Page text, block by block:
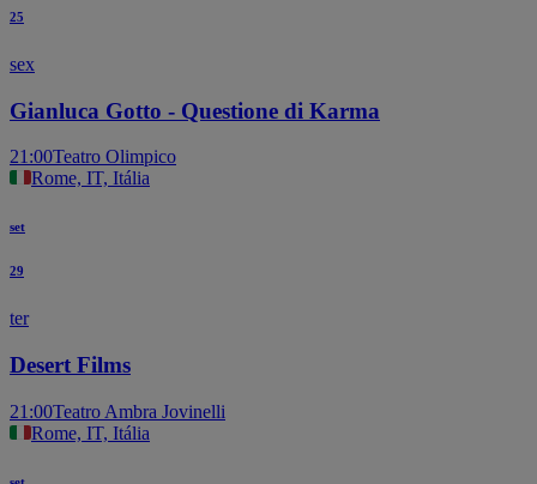
25
sex
Gianluca Gotto - Questione di Karma
21:00Teatro Olimpico
Rome, IT, Itália
set
29
ter
Desert Films
21:00Teatro Ambra Jovinelli
Rome, IT, Itália